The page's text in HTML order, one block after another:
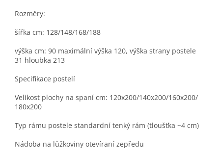
Rozměry:
šířka cm: 128/148/168/188
výška cm: 90 maximální výška 120, výška strany postele
31 hloubka 213
Specifikace postelí
Velikost plochy na spaní cm: 120x200/140x200/160x200/
180x200
Typ rámu postele standardní tenký rám (tloušťka ~4 cm)
Nádoba na lůžkoviny otevíraní zepředu